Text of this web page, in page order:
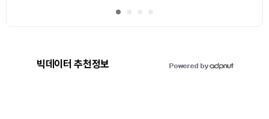
빅데이터 추천정보